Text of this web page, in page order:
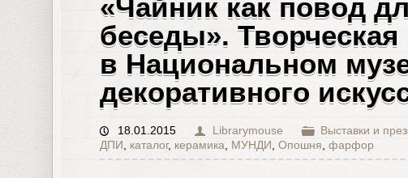
«Чайник как повод
беседы». Творческая
в Национальном
декоративного
18.01.2015 Librarymouse Выставки и
ДПИ
каталог, керамика МУНДИ ,Опошня ,фарфор